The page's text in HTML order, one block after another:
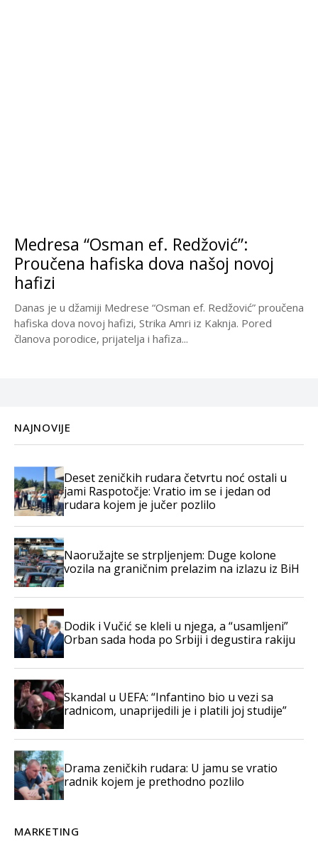
Medresa “Osman ef. Redžović”:
Proučena hafiska dova našoj novoj
hafizi
Danas je u džamiji Medrese “Osman ef. Redžović” proučena
hafiska dova novoj hafizi, Strika Amri iz Kaknja. Pored
članova porodice, prijatelja i hafiza...
NAJNOVIJE
Deset zeničkih rudara četvrtu noć ostali u
jami Raspotočje: Vratio im se i jedan od
rudara kojem je jučer pozlilo
Naoružajte se strpljenjem: Duge kolone
vozila na graničnim prelazim na izlazu iz BiH
Dodik i Vučić se kleli u njega, a “usamljeni”
Orban sada hoda po Srbiji i degustira rakiju
Skandal u UEFA: “Infantino bio u vezi sa
radnicom, unaprijedili je i platili joj studije”
Drama zeničkih rudara: U jamu se vratio
radnik kojem je prethodno pozlilo
MARKETING